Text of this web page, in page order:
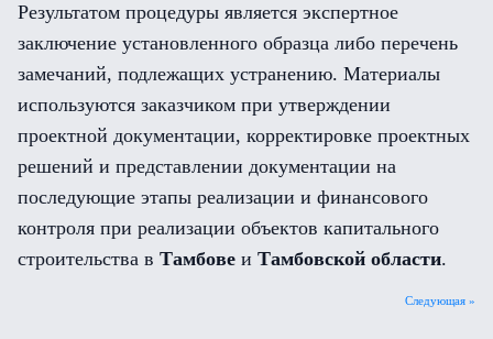
Результатом процедуры является экспертное
заключение установленного образца либо перечень
замечаний, подлежащих устранению. Материалы
используются заказчиком при утверждении
проектной документации, корректировке проектных
решений и представлении документации на
последующие этапы реализации и финансового
контроля при реализации объектов капитального
строительства в Тамбове и Тамбовской области.
Следующая »